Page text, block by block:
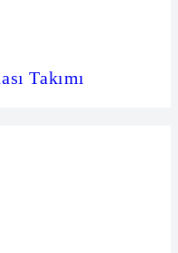
Takımı